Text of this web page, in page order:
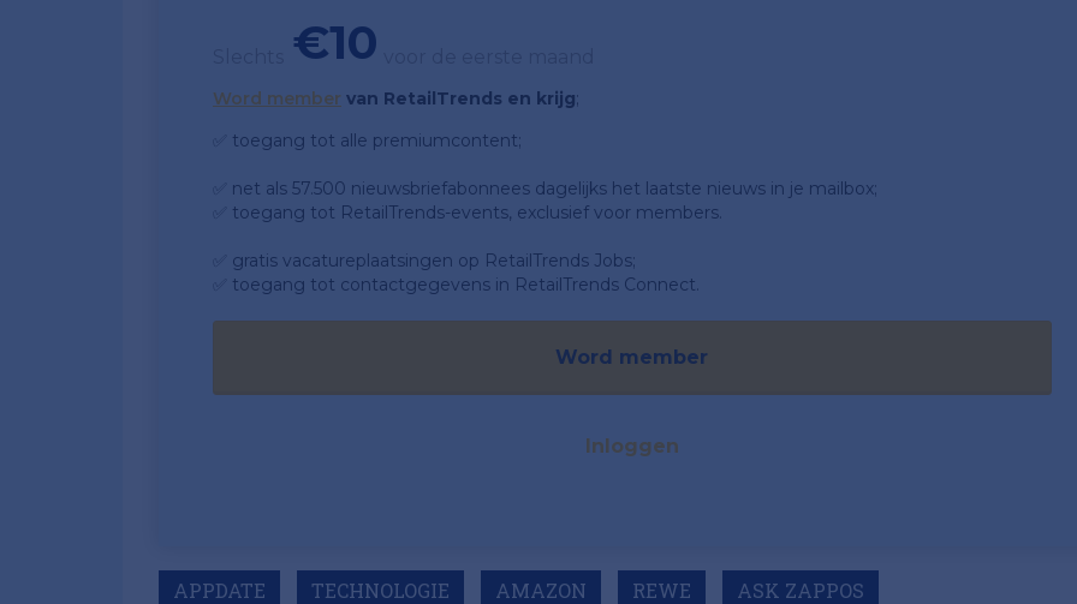
€10
Word member van RetailTrends en krijg;
✅ toegang tot alle premiumcontent;
✅ net als 57.500 nieuwsbriefabonnees dagelijks het laatste nieuws in je mailbox;
✅ toegang tot RetailTrends-events, exclusief voor members.
✅ gratis vacatureplaatsingen op RetailTrends Jobs;
✅ toegang tot contactgegevens in RetailTrends Connect.
Word member
Inloggen
APPDATE TECHNOLOGIE AMAZON REWE ASK ZAPPOS